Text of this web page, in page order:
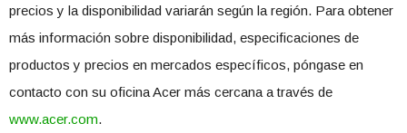
precios y la disponibilidad variarán según la región. Para obtener
más información sobre disponibilidad, especificaciones de
productos y precios en mercados específicos, póngase en
contacto con su oficina Acer más cercana a través de
www.acer.com.